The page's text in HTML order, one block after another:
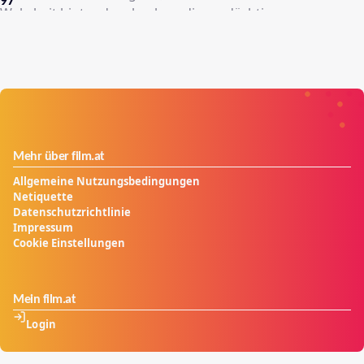
Wahrheit hinter dem hochgradig verdächtigen
Mehr über film.at
Allgemeine Nutzungsbedingungen
Netiquette
Datenschutzrichtlinie
Impressum
Cookie Einstellungen
Mein film.at
Login